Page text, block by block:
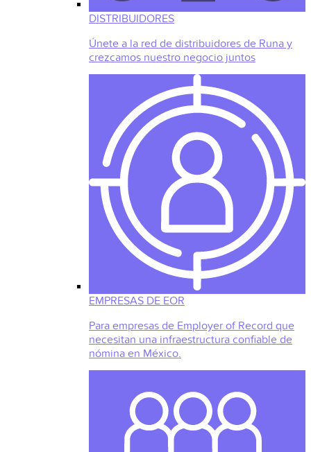
DISTRIBUIDORES
Únete a la red de distribuidores de Runa y
crezcamos nuestro negocio juntos
EMPRESAS DE EOR
Para empresas de Employer of Record que
necesitan una infraestructura confiable de
nómina en México.